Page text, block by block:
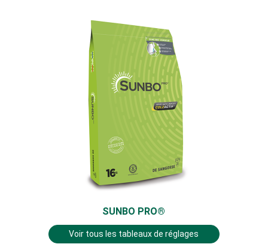
SUNBO PRO®
Voir tous les tableaux de réglages